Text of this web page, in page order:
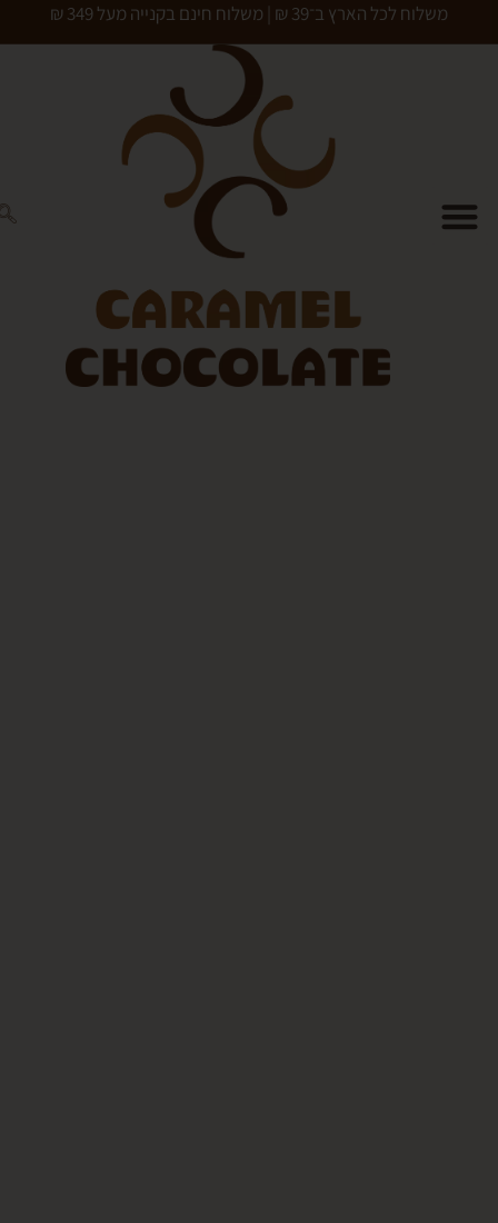
הארץ ב־39 ₪ | משלוח חינם בקנייה מעל 349 ₪